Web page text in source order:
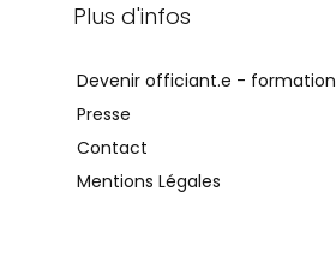
Plus d'infos
Devenir officiant.e - formation
Presse
Contact
Mentions Légales